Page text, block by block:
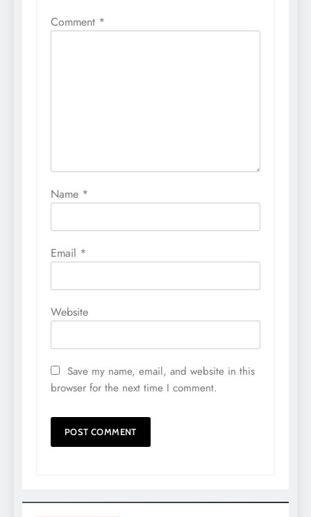
Comment *
Name *
Email *
Website
Save my name, email, and website in this
browser for the next time I comment.